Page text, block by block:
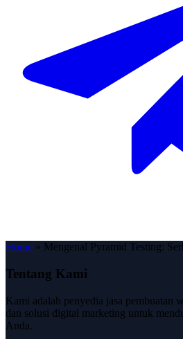
Home » Mengenal Pyramid Testing:
Tentang Kami
Kami adalah penyedia jasa pembuatan
dan solusi digital marketing untuk
Anda.